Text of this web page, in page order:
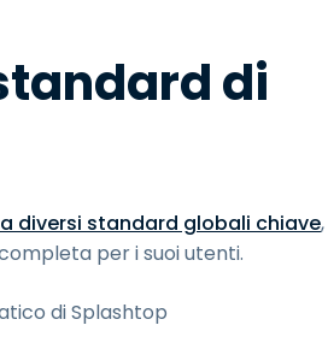
di
diversi standard globali chiave,
per i suoi utenti.
di Splashtop